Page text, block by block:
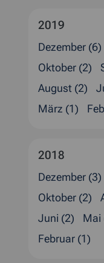
2019
Dezember (6)
Oktober (2)
August (2)
März (1)
2018
Dezember (3)
Oktober (2)
Juni (2)
Mai
Februar (1)